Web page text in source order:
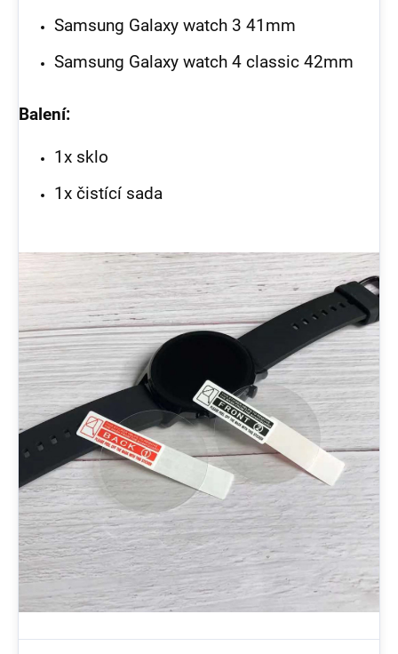
Samsung Galaxy watch 3 41mm
Samsung Galaxy watch 4 classic 42mm
Balení:
1x sklo
1x čistící sada